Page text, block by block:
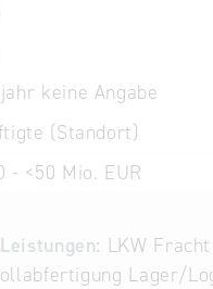
Bavaria“
keine Angabe
(Standort)
- <50 Mio. EUR
LKW
Lager/